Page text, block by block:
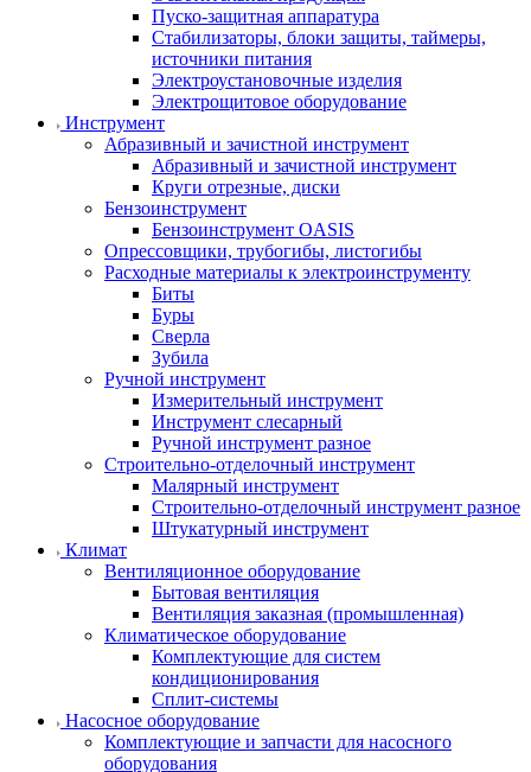
Пуско-защитная аппаратура
Стабилизаторы, блоки защиты, таймеры,
источники питания
Электроустановочные изделия
Электрощитовое оборудование
Инструмент
Абразивный и зачистной инструмент
Абразивный и зачистной инструмент
Круги отрезные, диски
Бензоинструмент
Бензоинструмент OASIS
Опрессовщики, трубогибы, листогибы
Расходные материалы к электроинструменту
Биты
Буры
Сверла
Зубила
Ручной инструмент
Измерительный инструмент
Инструмент слесарный
Ручной инструмент разное
Строительно-отделочный инструмент
Малярный инструмент
Строительно-отделочный инструмент разное
Штукатурный инструмент
Климат
Вентиляционное оборудование
Бытовая вентиляция
Вентиляция заказная (промышленная)
Климатическое оборудование
Комплектующие для систем
кондиционирования
Сплит-системы
Насосное оборудование
Комплектующие и запчасти для насосного
оборудования